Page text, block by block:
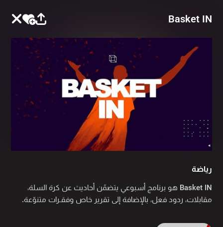
Basket IN
رياضة
Basket IN هو برنامج أسبوعي يتضمّن أحاديث عن كرة السلة،
مقابلات، ردود فعل، بالإضافة إلى تقرير خاص وفقـرات متنوّعة.